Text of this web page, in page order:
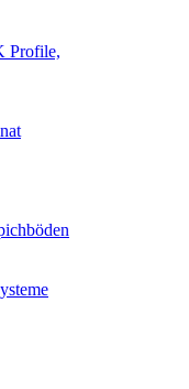
Profile,